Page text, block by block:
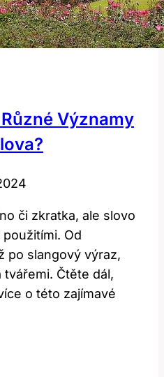
Významy
či zkratka, ale slovo
Od
po slangový výraz,
Čtěte dál,
o této zajímavé